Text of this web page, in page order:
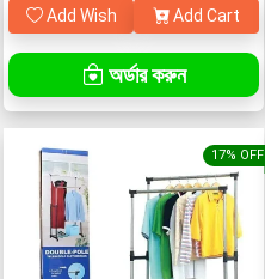
Add Wish Add Cart
অর্ডার করুন
17% OFF